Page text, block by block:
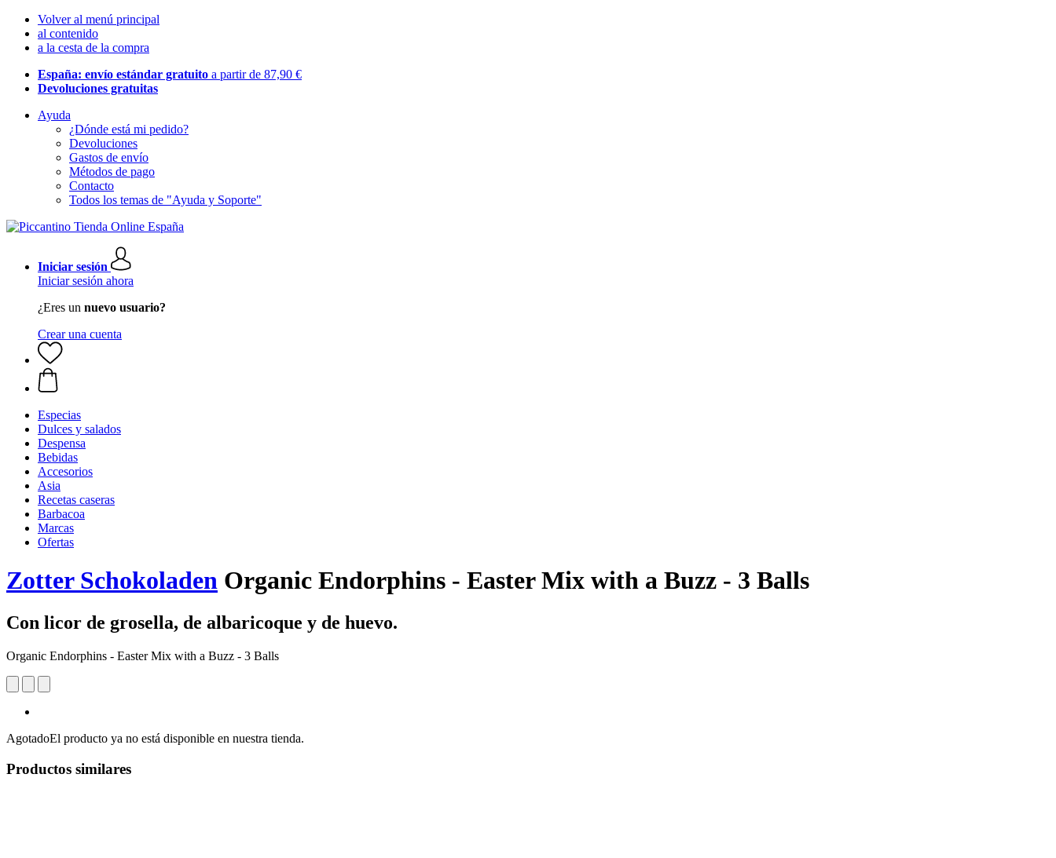
Volver al menú principal
al contenido
a la cesta de la compra
España: envío estándar gratuito a partir de 87,90 €
Devoluciones gratuitas
Ayuda
¿Dónde está mi pedido?
Devoluciones
Gastos de envío
Métodos de pago
Contacto
Todos los temas de "Ayuda y Soporte"
Iniciar sesión
Iniciar sesión ahora
¿Eres un nuevo usuario?
Crear una cuenta
Especias
Dulces y salados
Despensa
Bebidas
Accesorios
Asia
Recetas caseras
Barbacoa
Marcas
Ofertas
Zotter Schokoladen Organic Endorphins - Easter Mix with a Buzz - 3 Balls
Con licor de grosella, de albaricoque y de huevo.
Organic Endorphins - Easter Mix with a Buzz - 3 Balls
AgotadoEl producto ya no está disponible en nuestra tienda.
Productos similares